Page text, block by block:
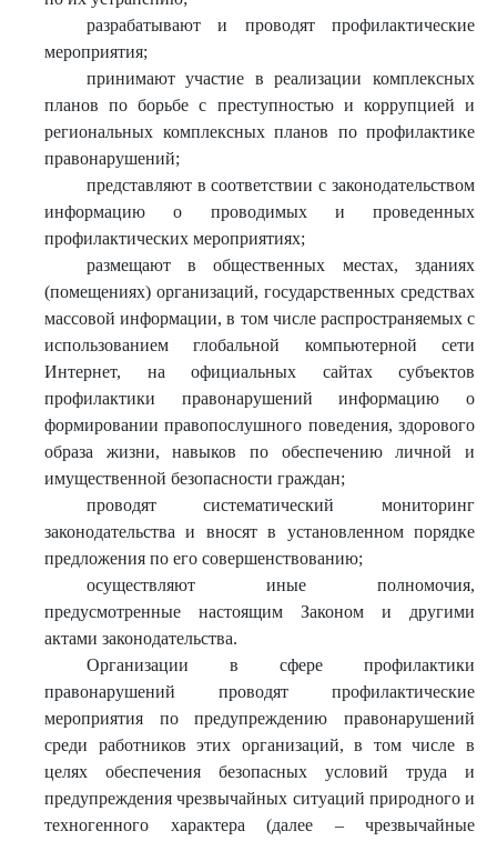
разрабатывают и проводят профилактические
мероприятия;
принимают участие в реализации комплексных
планов по борьбе с преступностью и коррупцией и
региональных комплексных планов по профилактике
правонарушений;
представляют в соответствии с законодательством
информацию о проводимых и проведенных
профилактических мероприятиях;
размещают в общественных местах, зданиях
(помещениях) организаций, государственных средствах
массовой информации, в том числе распространяемых с
использованием глобальной компьютерной сети
Интернет, на официальных сайтах субъектов
профилактики правонарушений информацию о
формировании правопослушного поведения, здорового
образа жизни, навыков по обеспечению личной и
имущественной безопасности граждан;
проводят систематический мониторинг
законодательства и вносят в установленном порядке
предложения по его совершенствованию;
осуществляют иные полномочия,
предусмотренные настоящим Законом и другими
актами законодательства.
Организации в сфере профилактики
правонарушений проводят профилактические
мероприятия по предупреждению правонарушений
среди работников этих организаций, в том числе в
целях обеспечения безопасных условий труда и
предупреждения чрезвычайных ситуаций природного и
техногенного характера (далее – чрезвычайные